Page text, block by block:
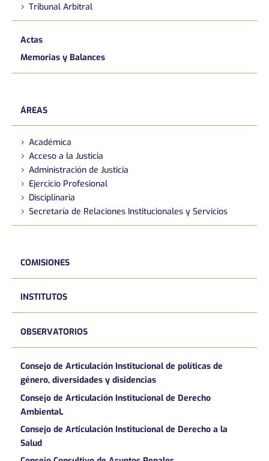
Tribunal Arbitral
Actas
Memorias y Balances
ÁREAS
Académica
Acceso a la Justicia
Administración de Justicia
Ejercicio Profesional
Disciplinaria
Secretaría de Relaciones Institucionales y Servicios
COMISIONES
INSTITUTOS
OBSERVATORIOS
Consejo de Articulación Institucional de políticas de
género, diversidades y disidencias
Consejo de Articulación Institucional de Derecho
AmbientaL
Consejo de Articulación Institucional de Derecho a la
Salud